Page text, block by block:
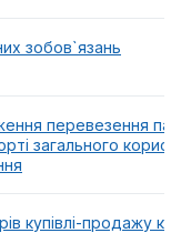
зобов`язань
перевезення
загального
купівлі-продажу